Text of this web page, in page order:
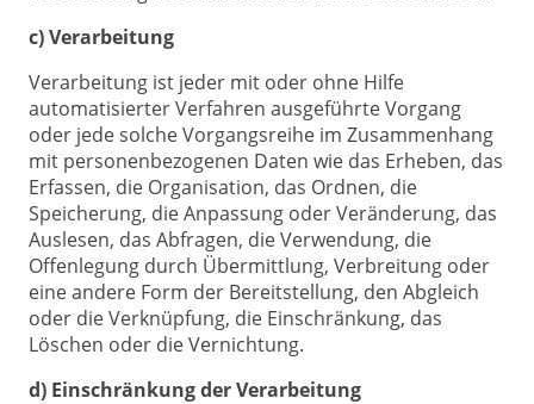
c) Verarbeitung
Verarbeitung ist jeder mit oder ohne Hilfe
automatisierter Verfahren ausgeführte Vorgang
oder jede solche Vorgangsreihe im Zusammenhang
mit personenbezogenen Daten wie das Erheben, das
Erfassen, die Organisation, das Ordnen, die
Speicherung, die Anpassung oder Veränderung, das
Auslesen, das Abfragen, die Verwendung, die
Offenlegung durch Übermittlung, Verbreitung oder
eine andere Form der Bereitstellung, den Abgleich
oder die Verknüpfung, die Einschränkung, das
Löschen oder die Vernichtung.
d) Einschränkung der Verarbeitung